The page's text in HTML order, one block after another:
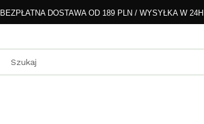
BEZPŁATNA DOSTAWA OD 189 PLN / WYSYŁKA W 24H